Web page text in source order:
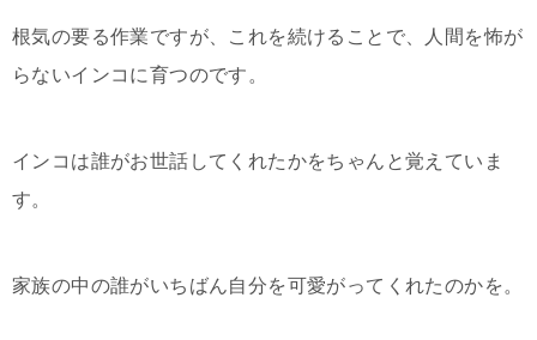
根気の要る作業ですが、これを続けることで、人間を怖が
らないインコに育つのです。
インコは誰がお世話してくれたかをちゃんと覚えていま
す。
家族の中の誰がいちばん自分を可愛がってくれたのかを。